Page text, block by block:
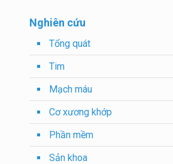
Nghiên cứu
Tổng quát
Tim
Mạch máu
Cơ xương khớp
Phần mềm
Sản khoa